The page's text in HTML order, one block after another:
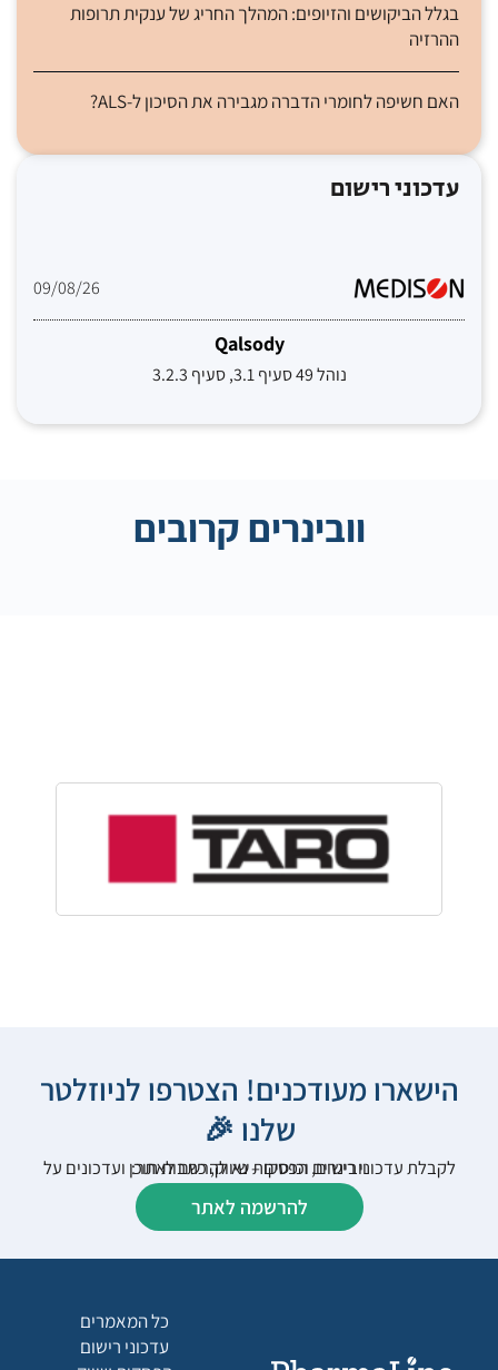
בגלל הביקושים והזיופים: המהלך החריג של ענקית תרופות
ההרזיה
האם חשיפה לחומרי הדברה מגבירה את הסיכון ל-ALS?
עדכוני רישום
09/08/26
Qalsody
נוהל 49 סעיף 3.1, סעיף 3.2.3
וובינרים קרובים
הישארו מעודכנים! הצטרפו לניוזלטר
שלנו 🎉
לקבלת עדכוני רישום, הפסקות שיווק, כתבות תוכן ועדכונים על וובינרים וכנסים – נא להרשם לאתר:
להרשמה לאתר
כל המאמרים
עדכוני רישום